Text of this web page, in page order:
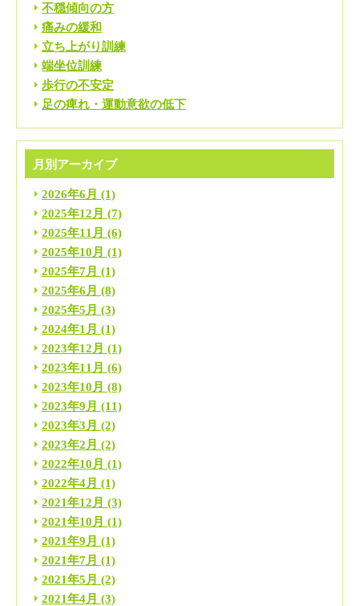
不穏傾向の方
痛みの緩和
立ち上がり訓練
端坐位訓練
歩行の不安定
足の痺れ・運動意欲の低下
月別アーカイブ
2026年6月 (1)
2025年12月 (7)
2025年11月 (6)
2025年10月 (1)
2025年7月 (1)
2025年6月 (8)
2025年5月 (3)
2024年1月 (1)
2023年12月 (1)
2023年11月 (6)
2023年10月 (8)
2023年9月 (11)
2023年3月 (2)
2023年2月 (2)
2022年10月 (1)
2022年4月 (1)
2021年12月 (3)
2021年10月 (1)
2021年9月 (1)
2021年7月 (1)
2021年5月 (2)
2021年4月 (3)